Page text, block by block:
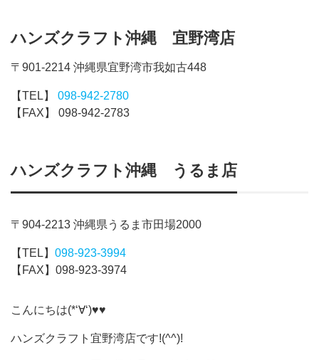
ハンズクラフト沖縄 宜野湾店
〒901-2214 沖縄県宜野湾市我如古448
【TEL】 098-942-2780
【FAX】 098-942-2783
ハンズクラフト沖縄 うるま店
〒904-2213 沖縄県うるま市田場2000
【TEL】 098-923-3994
【FAX】098-923-3974
こんにちは(*‘∀‘)♥♥
ハンズクラフト宜野湾店です!(^^)!